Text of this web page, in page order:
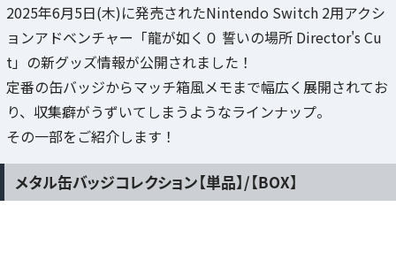
2025年6月5日(木)に発売されたNintendo Switch 2用アクシ
ョンアドベンチャー「龍が如く０ 誓いの場所 Director's Cu
t」の新グッズ情報が公開されました！
定番の缶バッジからマッチ箱風メモまで幅広く展開されてお
り、収集癖がうずいてしまうようなラインナップ。
その一部をご紹介します！
メタル缶バッジコレクション【単品】/【BOX】